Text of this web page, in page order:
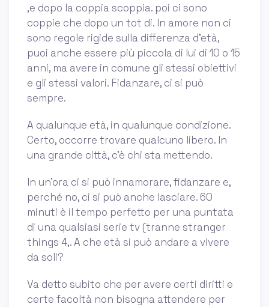
,e dopo la coppia scoppia. poi ci sono
coppie che dopo un tot di. In amore non ci
sono regole rigide sulla differenza d'età,
puoi anche essere più piccola di lui di 10 o 15
anni, ma avere in comune gli stessi obiettivi
e gli stessi valori. Fidanzare, ci si può
sempre.
A qualunque età, in qualunque condizione.
Certo, occorre trovare qualcuno libero. In
una grande città, c'è chi sta mettendo.
In un’ora ci si può innamorare, fidanzare e,
perché no, ci si può anche lasciare. 60
minuti è il tempo perfetto per una puntata
di una qualsiasi serie tv (tranne stranger
things 4,. A che età si può andare a vivere
da soli?
Va detto subito che per avere certi diritti e
certe facoltà non bisogna attendere per